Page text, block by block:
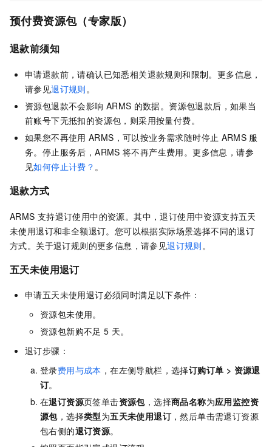
预付费资源包（专家版）
退款前须知
申请退款前，请确认已知悉相关退款规则和限制。更多信息，
请参见退订规则 。
资源包退款不会影响 ARMS 的数据。资源包退款后，如果当
前账号下无抵扣的资源包，则采用按量付费。
如果您不再使用 ARMS，可以按业务需求随时停止 ARMS 服
务。停止服务后，ARMS 将不再产生费用。更多信息，请参
见如何停止计费？ 。
退款方式
ARMS 支持退订使用中的资源。其中，退订使用中资源支持五天
未使用退订和非全额退订。您可以根据实际场景选择不同的退订
方式。关于退订规则的更多信息，请参见退订规则 。
五天未使用退订
申请五天未使用退订必须同时满足以下条件：
资源包未使用。
资源包新购不足 5 天。
退订步骤：
登录费用与成本 ，在左侧导航栏，选择订购订单 > 资源退
订。
在退订资源页签单击资源包，选择商品名称为应用监控资
源包，选择类型为五天未使用退订，然后单击需退订资源
包右侧的退订资源。